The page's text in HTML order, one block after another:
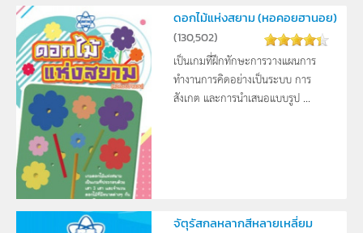
ดอกไม้แห่งสยาม (หอคอยฮานอย)
(130,502)
เป็นเกมที่ฝึกทักษะการวางแผนการ
ทำงานการคิดอย่างเป็นระบบ การ
สังเกต และการนำเสนอแบบรูป ...
จัตุรัสกลหลากสีหลายเหลี่ยม